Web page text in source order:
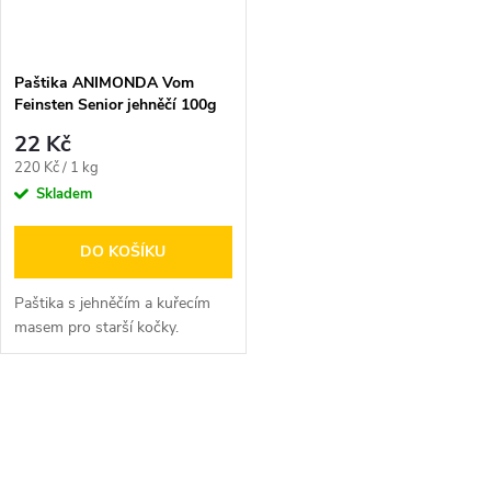
Paštika ANIMONDA Vom
Feinsten Senior jehněčí 100g
22 Kč
Měrná
cena:
220 Kč / 1 kg
Skladem
DO KOŠÍKU
Paštika s jehněčím a kuřecím
masem pro starší kočky.